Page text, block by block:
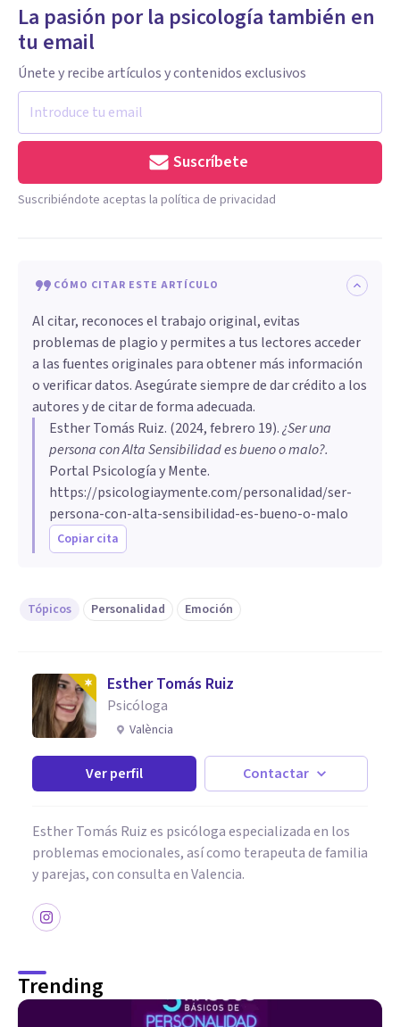
La pasión por la psicología también en
tu email
Únete y recibe artículos y contenidos exclusivos
Suscríbete
Suscribiéndote aceptas la política de privacidad
CÓMO CITAR ESTE ARTÍCULO
Al citar, reconoces el trabajo original, evitas
problemas de plagio y permites a tus lectores acceder
a las fuentes originales para obtener más información
o verificar datos. Asegúrate siempre de dar crédito a los
autores y de citar de forma adecuada.
Esther Tomás Ruiz. (2024, febrero 19).¿Ser una
persona con Alta Sensibilidad es bueno o malo?.
Portal Psicología y Mente.
https://psicologiaymente.com/personalidad/ser-
persona-con-alta-sensibilidad-es-bueno-o-malo
Copiar cita
Tópicos Personalidad Emoción
Esther Tomás Ruiz
Psicóloga
València
Ver perfil Contactar
Esther Tomás Ruiz es psicóloga especializada en los
problemas emocionales, así como terapeuta de familia
y parejas, con consulta en Valencia.
Trending